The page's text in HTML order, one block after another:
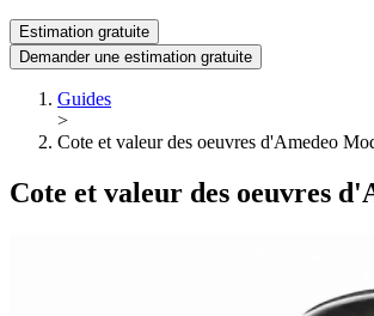
Estimation gratuite
Demander une estimation gratuite
Guides
>
Cote et valeur des oeuvres d'Amedeo
Cote et valeur des oeuvres